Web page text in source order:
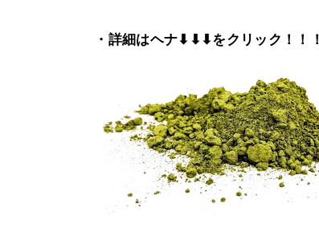
・詳細はヘナ⬇⬇⬇をクリック！！！